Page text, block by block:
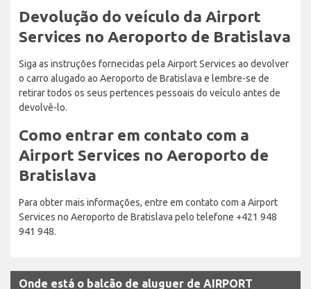
Devolução do veículo da Airport
Services no Aeroporto de Bratislava
Siga as instruções fornecidas pela Airport Services ao devolver
o carro alugado ao Aeroporto de Bratislava e lembre-se de
retirar todos os seus pertences pessoais do veículo antes de
devolvê-lo.
Como entrar em contato com a
Airport Services no Aeroporto de
Bratislava
Para obter mais informações, entre em contato com a Airport
Services no Aeroporto de Bratislava pelo telefone +421 948
941 948.
Onde está o balcão de aluguer de AIRPORT